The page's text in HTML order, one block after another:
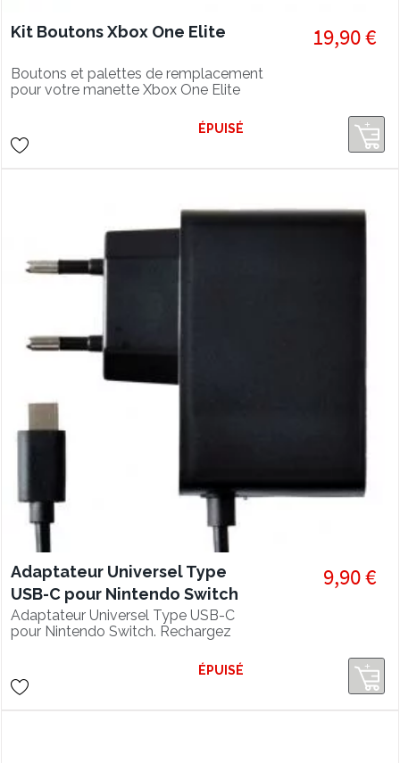
Kit Boutons Xbox One Elite
Boutons et palettes de remplacement
pour votre manette Xbox One Elite
19,90 €
ÉPUISÉ
Adaptateur Universel Type
USB-C pour Nintendo Switch
Adaptateur Universel Type USB-C
pour Nintendo Switch. Rechargez
9,90 €
ÉPUISÉ